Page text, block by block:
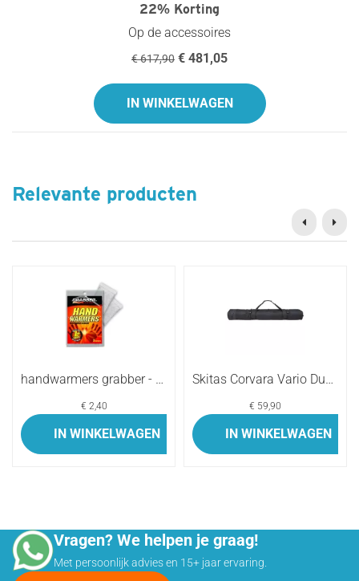
22% Korting
Op de accessoires
€ 617,90 € 481,05
IN WINKELWAGEN
Relevante producten
handwarmers grabber - t...
€ 2,40
IN WINKELWAGEN
Skitas Corvara Vario Duo...
€ 59,90
IN WINKELWAGEN
Vragen? We helpen je graag!
Met persoonlijk advies en 15+ jaar ervaring.